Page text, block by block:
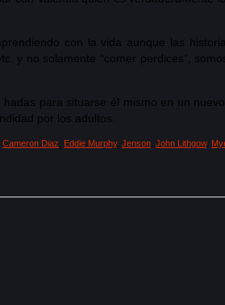
con la vida aunque las
y no solamente “comer perdices”,
para situarse él mismo en un
por los adultos.
Cameron Diaz Eddie Murphy, Jenson John Lithgow,